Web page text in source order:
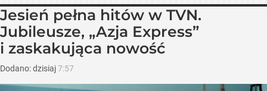
Jesień pełna hitów w TVN.
Jubileusze, „Azja Express”
i zaskakująca nowość
Dodano:dzisiaj7:57